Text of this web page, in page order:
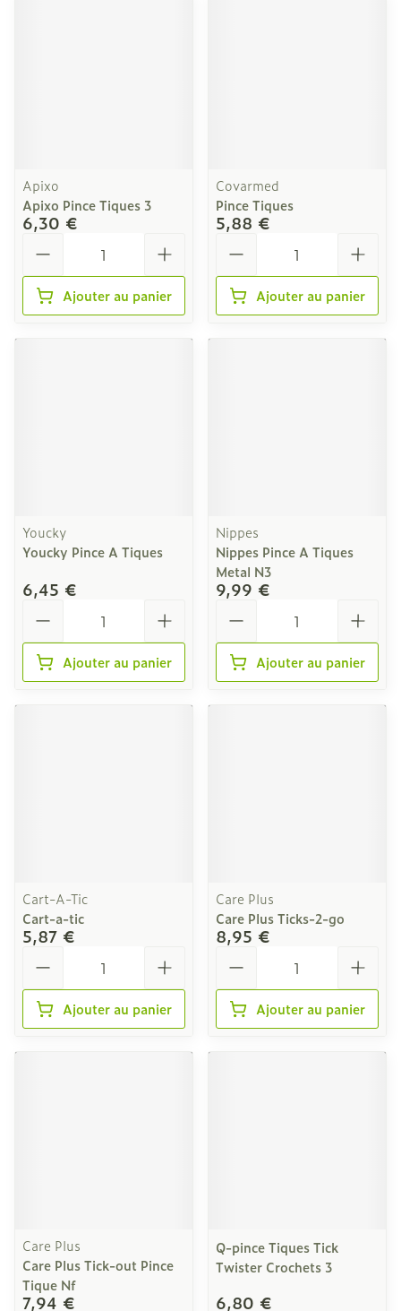
Apixo
Apixo Pince Tiques 3
6,30 €
Ajouter au panier
Covarmed
Pince Tiques
5,88 €
Ajouter au panier
Youcky
Youcky Pince A Tiques
6,45 €
Ajouter au panier
Nippes
Nippes Pince A Tiques
Metal N3
9,99 €
Ajouter au panier
Cart-A-Tic
Cart-a-tic
5,87 €
Ajouter au panier
Care Plus
Care Plus Ticks-2-go
8,95 €
Ajouter au panier
Care Plus
Care Plus Tick-out Pince
Tique Nf
7,94 €
Q-pince Tiques Tick
Twister Crochets 3
6,80 €